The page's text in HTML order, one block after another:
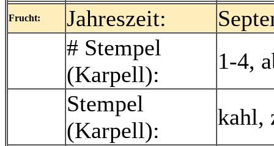
Frucht: Jahreszeit:
# Stempel
(Karpell):
1-4,
Stempel
(Karpell):
kahl,